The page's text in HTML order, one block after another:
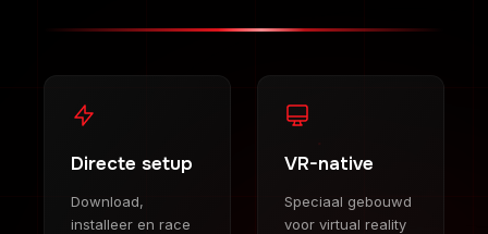
Directe setup
Download,
installeer en race
VR-native
Speciaal gebouwd
voor virtual reality